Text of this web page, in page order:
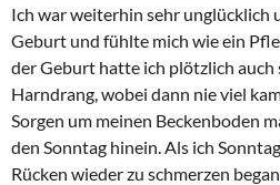
Ich war weiterhin sehr unglücklich
Geburt und fühlte mich wie ein
der Geburt hatte ich plötzlich auch
Harndrang, wobei dann nie viel
Sorgen um meinen Beckenboden
den Sonntag hinein. Als ich
Rücken wieder zu schmerzen